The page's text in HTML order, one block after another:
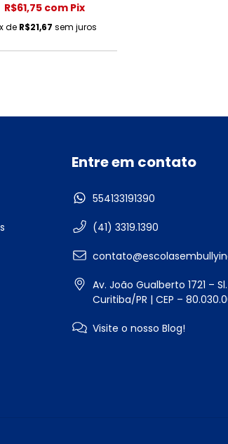
R$61,75 com Pix
x de R$21,67 sem juros
Entre em contato
554133191390
(41) 3319.1390
Av. João Gualberto 1721 –
Curitiba/PR | CEP –
Visite o nosso Blog!